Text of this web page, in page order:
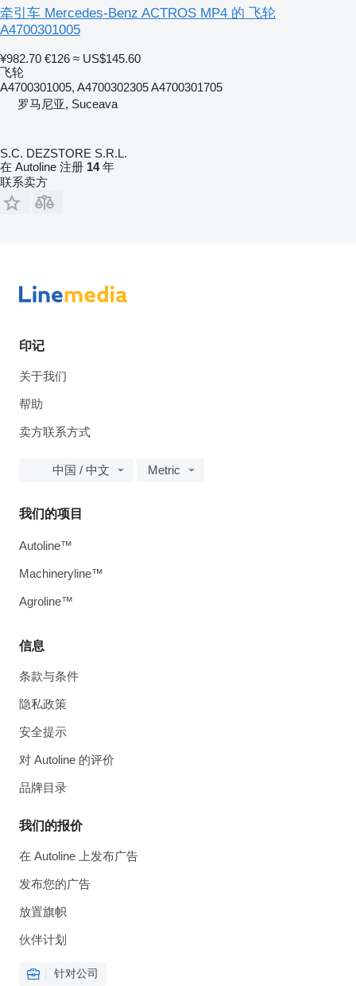
牵引车 Mercedes-Benz ACTROS MP4 的 飞轮
A4700301005
¥982.70 €126 ≈ US$145.60
飞轮
A4700301005, A4700302305 A4700301705
罗马尼亚, Suceava
S.C. DEZSTORE S.R.L.
在 Autoline 注册 14年
联系卖方
印记
关于我们
帮助
卖方联系方式
中国 / 中文 Metric
信息
条款与条件
隐私政策
安全提示
对 Autoline 的评价
品牌目录
我们的报价
在 Autoline 上发布广告
发布您的广告
放置旗帜
伙伴计划
针对公司
我们的项目
Autoline™
Machineryline™
Agroline™